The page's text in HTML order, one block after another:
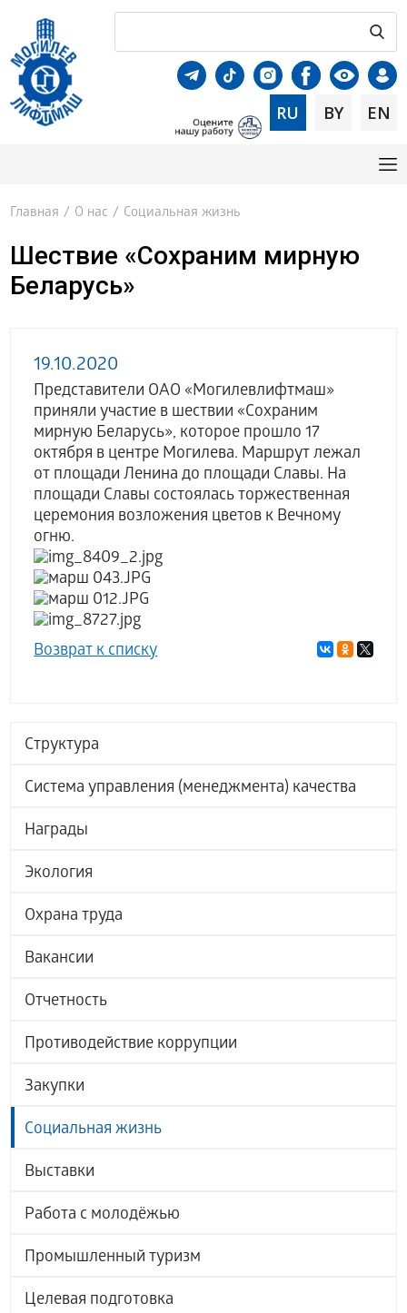
RU BY EN
Главная / О нас / Социальная жизнь
Шествие «Сохраним мирную
Беларусь»
Структура
Система управления (менеджмента) качества
Награды
Экология
Охрана труда
Вакансии
Отчетность
Противодействие коррупции
Закупки
Социальная жизнь
Выставки
Работа с молодёжью
Промышленный туризм
Целевая подготовка
19.10.2020
Представители ОАО «Могилевлифтмаш»
приняли участие в шествии «Сохраним
мирную Беларусь», которое прошло 17
октября в центре Могилева. Маршрут лежал
от площади Ленина до площади Славы. На
площади Славы состоялась торжественная
церемония возложения цветов к Вечному
огню.
Возврат к списку